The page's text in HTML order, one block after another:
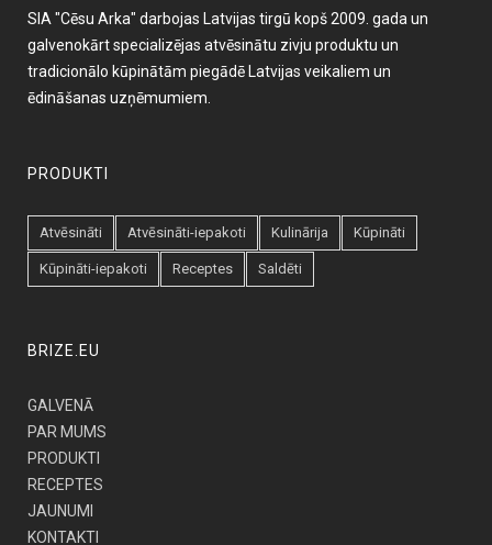
SIA "Cēsu Arka" darbojas Latvijas tirgū kopš 2009. gada un
galvenokārt specializējas atvēsinātu zivju produktu un
tradicionālo kūpinātām piegādē Latvijas veikaliem un
ēdināšanas uzņēmumiem.
PRODUKTI
Atvēsināti Atvēsināti-iepakoti Kulinārija Kūpināti
Kūpināti-iepakoti Receptes Saldēti
BRIZE.EU
GALVENĀ
PAR MUMS
PRODUKTI
RECEPTES
JAUNUMI
KONTAKTI